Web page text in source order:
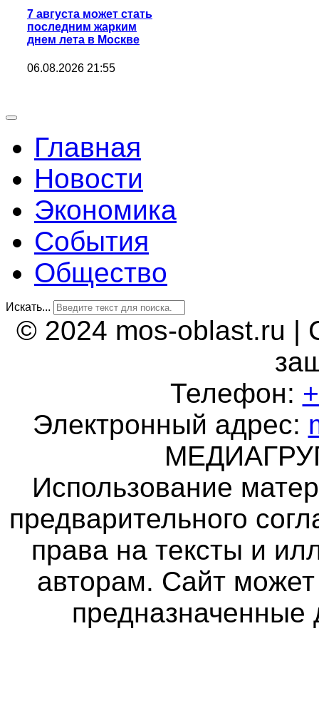
7 августа может стать
последним жарким
днем лета в Москве
06.08.2026 21:55
Главная
Новости
Экономика
События
Общество
Искать...
© 2024 mos-oblast.ru |
Телефон:
Электронный адрес:
Использование
предварительного
права на тексты и
авторам. Сайт